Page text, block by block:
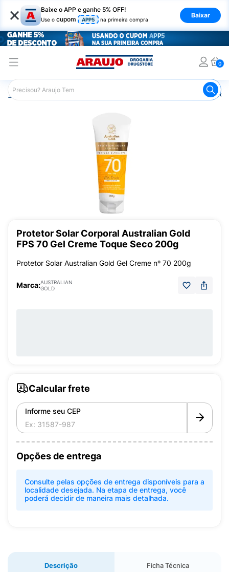
× Baixe o APP e ganhe 5% OFF!
Use o cupom APP5 na primeira compra
Baixar
0
Araujo Beleza e Cuidados
Protetor Solar Corporal Australian Gold
FPS 70 Gel Creme Toque Seco 200g
Protetor Solar Australian Gold Gel Creme nº 70 200g
Marca:AUSTRALIAN
GOLD
Calcular frete
Informe seu CEP
Opções de entrega
Consulte pelas opções de entrega disponíveis para a
localidade desejada. Na etapa de entrega, você
poderá decidir de maneira mais detalhada.
Descrição Ficha Técnica